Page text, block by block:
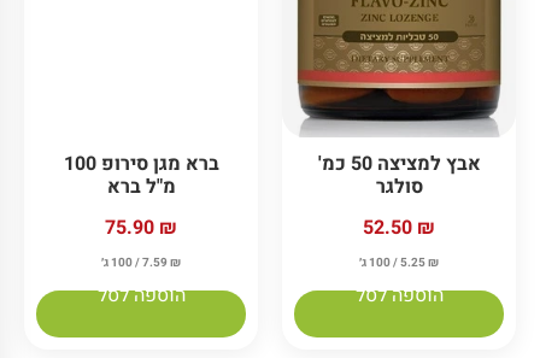
אבץ למציצה 50 כמ'
סולגר
52.50 ₪
5.25₪ / 100 ג׳
הוספה לסל
ברא מגן סירופ 100
מ"ל ברא
75.90 ₪
7.59 ₪ / 100 ג׳
הוספה לסל